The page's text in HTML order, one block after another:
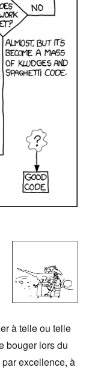
à telle ou telle
bouger lors du
excellence, à